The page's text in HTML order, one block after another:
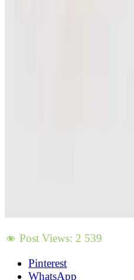
Post Views: 2 539
Pinterest
WhatsApp